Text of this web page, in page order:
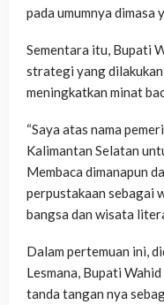
pada umumnya dimasa
Sementara itu, Bupati
strategi yang
meningkatkan minat
“Saya atas nama
Kalimantan Selatan
Membaca dimanapun
perpustakaan sebagai
bangsa dan wisata
Dalam pertemuan ini,
Lesmana, Bupati
tanda tangan nya